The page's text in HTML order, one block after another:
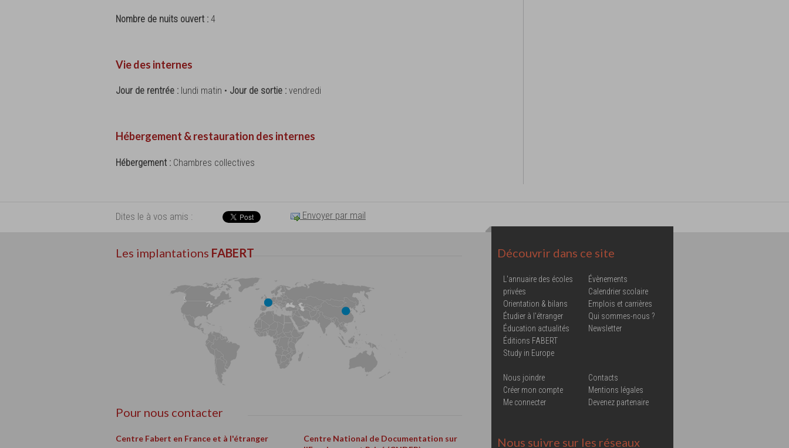
Nombre de nuits ouvert : 4
Vie des internes
Jour de rentrée : lundi matin • Jour de sortie : vendredi
Hébergement & restauration des internes
Hébergement : Chambres collectives
Dites le à vos amis : Envoyer par mail
Les implantations FABERT
Pour nous contacter
Centre Fabert en France et à l'étranger
Centre National de Documentation sur
Découvrir dans ce site
L'annuaire des écoles
privées
Orientation & bilans
Étudier à l'étranger
Éducation actualités
Éditions FABERT
Study in Europe
Évènements
Calendrier scolaire
Emplois et carrières
Qui sommes-nous ?
Newsletter
Nous joindre
Créer mon compte
Me connecter
Contacts
Mentions légales
Devenez partenaire
Nous suivre sur les réseaux